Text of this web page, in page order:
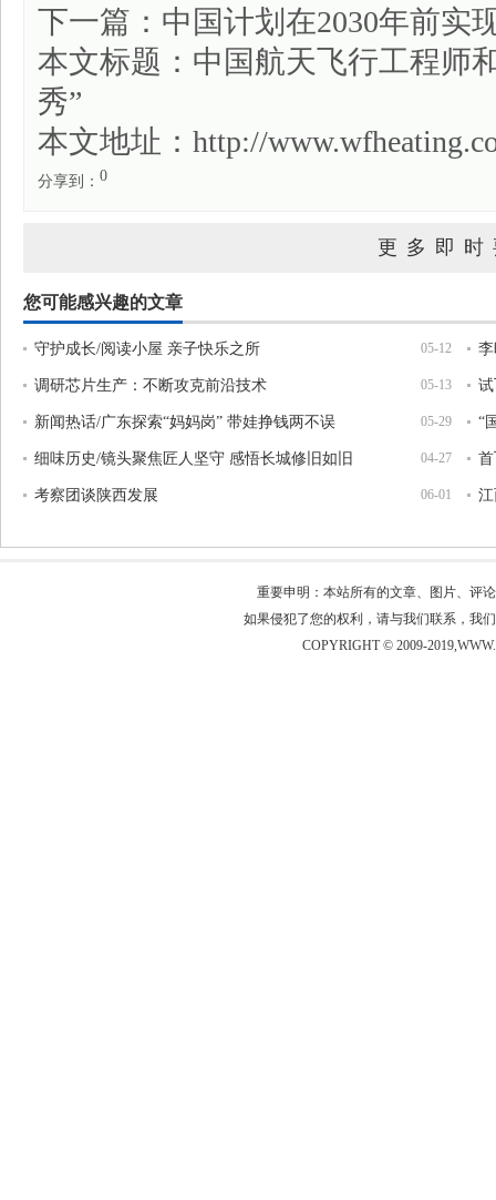
下一篇： 中国计划在2030年前实
本文标题： 中国航天飞行工程师
秀”
本文地址： http://
分享到： 0
更多即
您可能感兴趣的文章
05-12
守护成长/阅读小屋 亲子快乐之所
05-13
调研芯片生产：不断攻克前沿技术
05-29
新闻热话/广东探索“妈妈岗” 带娃挣钱两不误 “
04-27
细味历史/镜头聚焦匠人坚守 感悟长城修旧如旧
06-01
考察团谈陕西发展
重要申明：本站所有的文章、图片、评
如果侵犯了您的权利，请与我们联系，我
COPYRIGHT © 2009-